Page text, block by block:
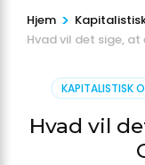
Hjem >
Hvad vil det sige,
KAPITALISTISK
Hvad vil